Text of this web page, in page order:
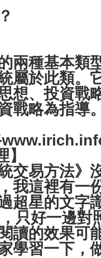
兩種基本類
於此類。
想、投資戰
略為指導
易方法》
我這裡有一
超星的文字
只好一邊對
讀的效果可
學習一下，